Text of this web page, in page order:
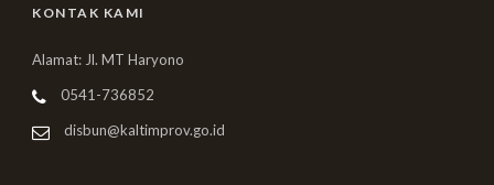
KONTAK KAMI
Alamat: Jl. MT Haryono
0541-736852
disbun@kaltimprov.go.id